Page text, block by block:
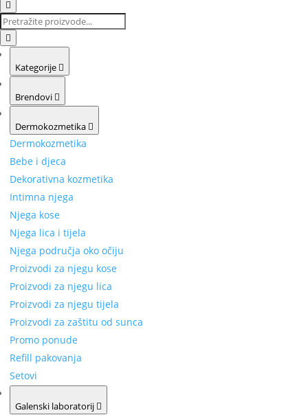
Kategorije
Brendovi
Dermokozmetika
Dermokozmetika
Bebe i djeca
Dekorativna kozmetika
Intimna njega
Njega kose
Njega lica i tijela
Njega područja oko očiju
Proizvodi za njegu kose
Proizvodi za njegu lica
Proizvodi za njegu tijela
Proizvodi za zaštitu od sunca
Promo ponude
Refill pakovanja
Setovi
Galenski laboratorij